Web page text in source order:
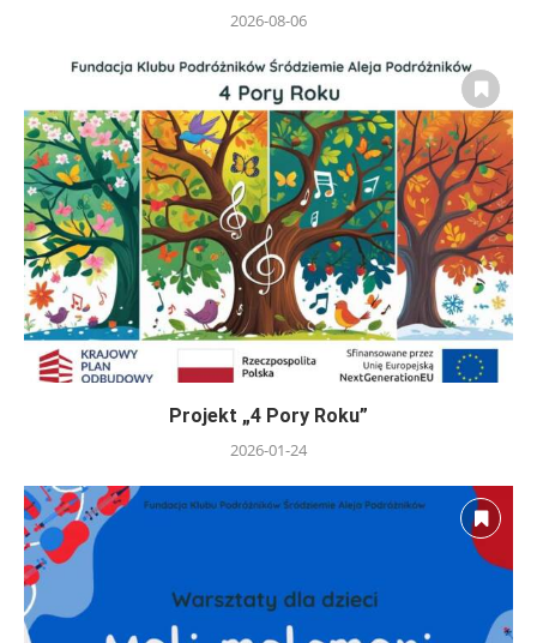
2026-08-06
Projekt „4 Pory Roku”
2026-01-24